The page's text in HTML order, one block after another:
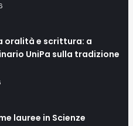
oralità e scrittura: a
UniPa sulla tradizione
lauree in Scienze